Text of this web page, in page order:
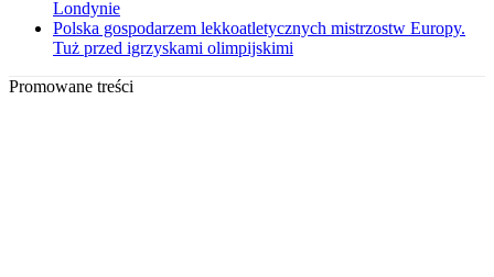
Londynie
Polska gospodarzem lekkoatletycznych mistrzostw Europy.
Tuż przed igrzyskami olimpijskimi
Promowane treści